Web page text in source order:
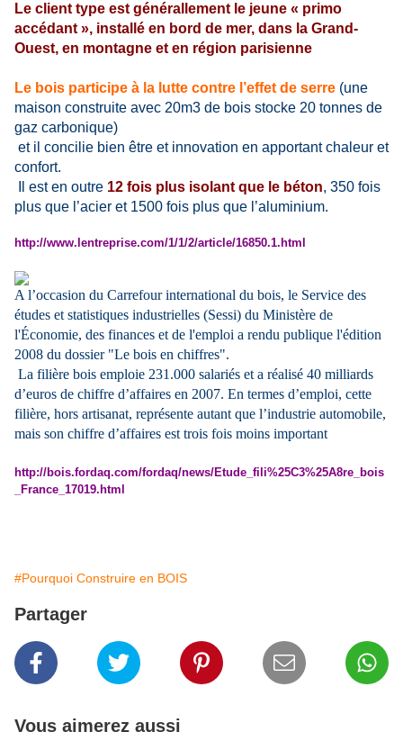
Le client type est générallement le jeune « primo
accédant », installé en bord de mer, dans la Grand-
Ouest, en montagne et en région parisienne
Le bois participe à la lutte contre l’effet de serre (une
maison construite avec 20m3 de bois stocke 20 tonnes de
gaz carbonique)
et il concilie bien être et innovation en apportant chaleur et
confort.
Il est en outre 12 fois plus isolant que le béton, 350 fois
plus que l’acier et 1500 fois plus que l’aluminium.
http://www.lentreprise.com/1/1/2/article/16850.1.html
A l’occasion du Carrefour international du bois, le Service des
études et statistiques industrielles (Sessi) du Ministère de
l'Économie, des finances et de l'emploi a rendu publique l'édition
2008 du dossier "Le bois en chiffres".
La filière bois emploie 231.000 salariés et a réalisé 40 milliards
d’euros de chiffre d’affaires en 2007. En termes d’emploi, cette
filière, hors artisanat, représente autant que l’industrie automobile,
mais son chiffre d’affaires est trois fois moins important
http://bois.fordaq.com/fordaq/news/Etude_fili%25C3%25A8re_bois
_France_17019.html
#Pourquoi Construire en BOIS
Partager
Vous aimerez aussi